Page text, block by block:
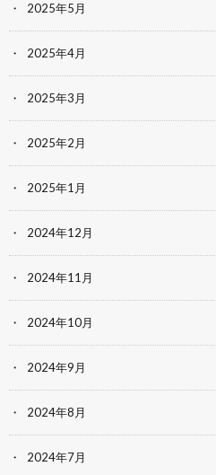
2025年5月
2025年4月
2025年3月
2025年2月
2025年1月
2024年12月
2024年11月
2024年10月
2024年9月
2024年8月
2024年7月